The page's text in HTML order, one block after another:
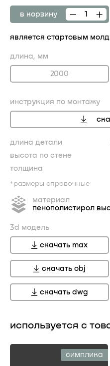
в корзину
является стартовым
длина, мм
2000
инструкция по монтажу
длина детали
высота по стене
толщина
*размеры справочные
материал
пенополистирол
3d модель
скачать max
скачать obj
скачать dwg
используется с
симплика